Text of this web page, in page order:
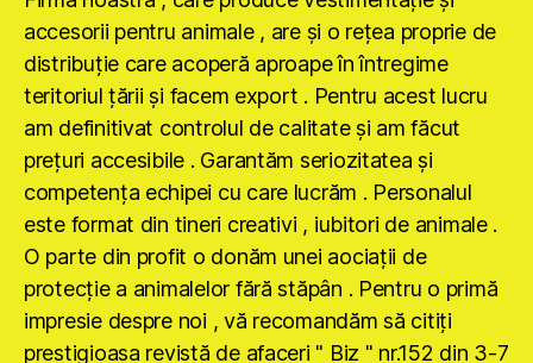
accesorii pentru animale , are şi o reţea proprie de
distribuţie care acoperă aproape în întregime
teritoriul ţării şi facem export . Pentru acest lucru
am definitivat controlul de calitate şi am făcut
preţuri accesibile . Garantăm seriozitatea şi
competenţa echipei cu care lucrăm . Personalul
este format din tineri creativi , iubitori de animale .
O parte din profit o donăm unei aociaţii de
protecţie a animalelor fără stăpân . Pentru o primă
impresie despre noi , vă recomandăm să citiţi
prestigioasa revistă de afaceri " Biz " nr.152 din 3-7